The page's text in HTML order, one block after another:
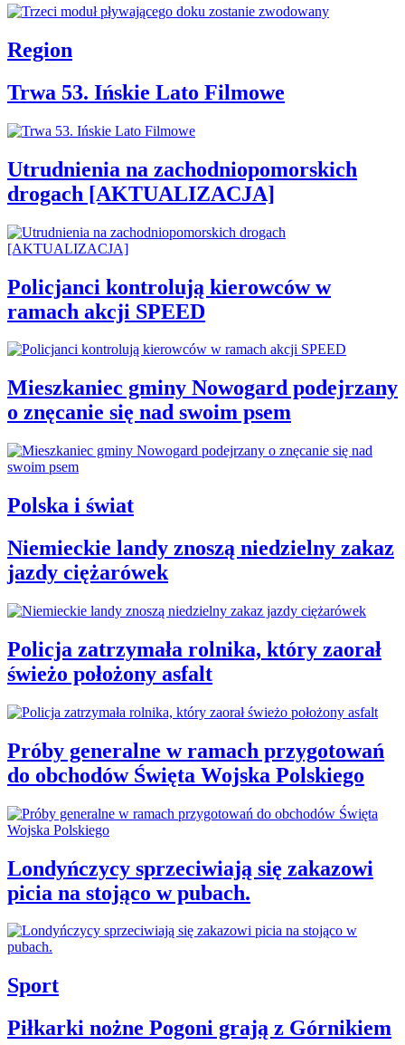
Region
Trwa 53. Ińskie Lato Filmowe
Utrudnienia na zachodniopomorskich
drogach [AKTUALIZACJA]
Policjanci kontrolują kierowców w
ramach akcji SPEED
Mieszkaniec gminy Nowogard podejrzany
o znęcanie się nad swoim psem
Polska i świat
Niemieckie landy znoszą niedzielny zakaz
jazdy ciężarówek
Policja zatrzymała rolnika, który zaorał
świeżo położony asfalt
Próby generalne w ramach przygotowań
do obchodów Święta Wojska Polskiego
Londyńczycy sprzeciwiają się zakazowi
picia na stojąco w pubach.
Sport
Piłkarki nożne Pogoni grają z Górnikiem